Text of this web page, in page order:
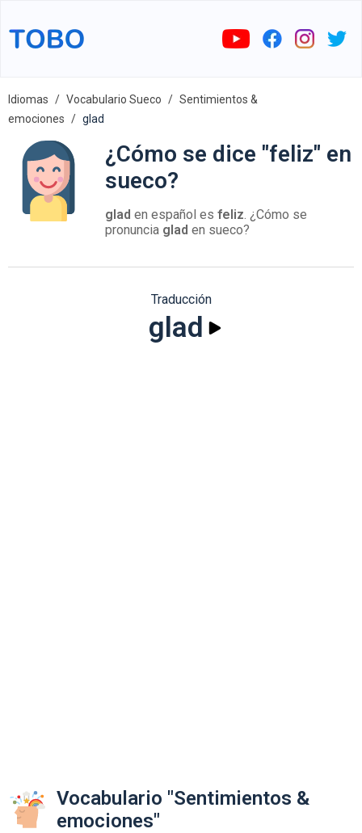
Idiomas Vocabulario Sueco
Sentimientos &
emociones
glad
¿Cómo se dice "feliz" en
sueco?
glad en español es feliz. ¿Cómo se
pronuncia glad en sueco?
Traducción
glad
Vocabulario "Sentimientos &
emociones"